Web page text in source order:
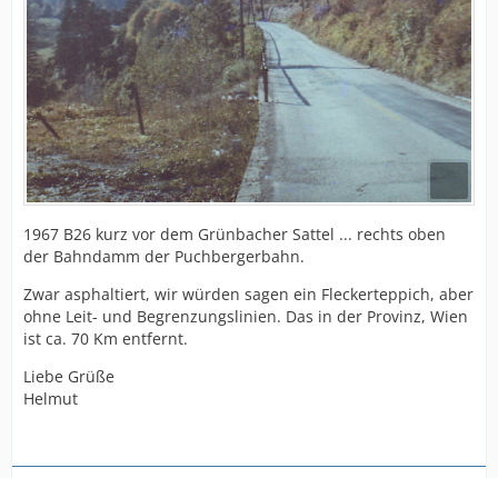
1967 B26 kurz vor dem Grünbacher Sattel ... rechts oben
der Bahndamm der Puchbergerbahn.
Zwar asphaltiert, wir würden sagen ein Fleckerteppich, aber
ohne Leit- und Begrenzungslinien. Das in der Provinz, Wien
ist ca. 70 Km entfernt.
Liebe Grüße
Helmut